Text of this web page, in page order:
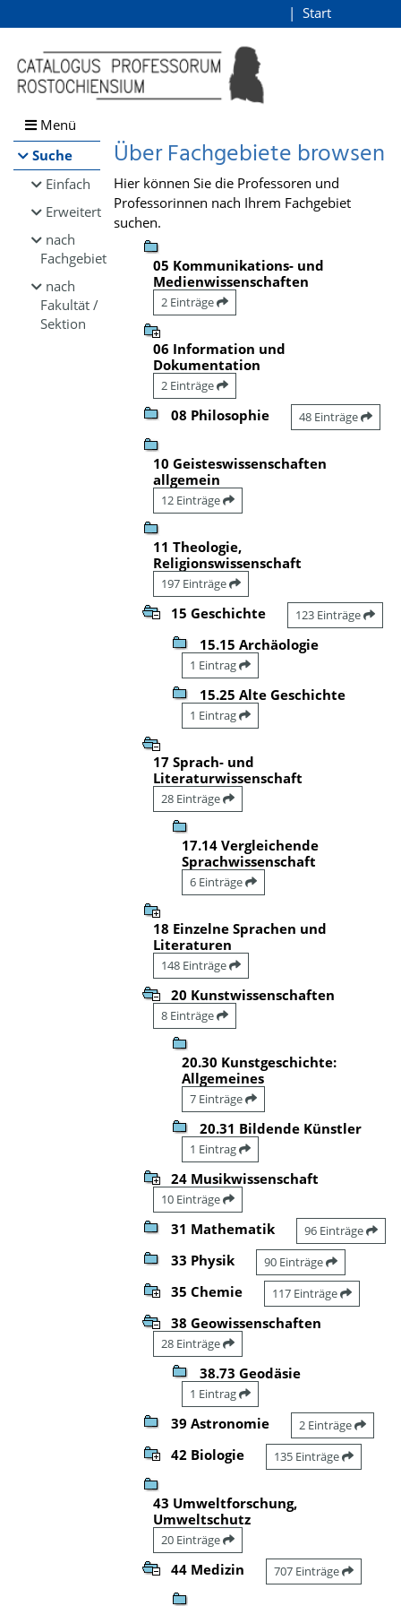
Browsen
direkt zum Inhalt
Start
Menü
Suche
Einfach
Erweitert
nach
Fachgebiet
nach
Fakultät /
Sektion
Über Fachgebiete browsen
Hier können Sie die Professoren und
Professorinnen nach Ihrem Fachgebiet
suchen.
05 Kommunikations- und
Medienwissenschaften
2 Einträge
06 Information und
Dokumentation
2 Einträge
08 Philosophie 48 Einträge
10 Geisteswissenschaften
allgemein
12 Einträge
11 Theologie,
Religionswissenschaft
197 Einträge
15 Geschichte 123 Einträge
15.15 Archäologie
1 Eintrag
15.25 Alte Geschichte
1 Eintrag
17 Sprach- und
Literaturwissenschaft
28 Einträge
17.14 Vergleichende
Sprachwissenschaft
6 Einträge
18 Einzelne Sprachen und
Literaturen
148 Einträge
20 Kunstwissenschaften
8 Einträge
20.30 Kunstgeschichte:
Allgemeines
7 Einträge
20.31 Bildende Künstler
1 Eintrag
24 Musikwissenschaft
10 Einträge
31 Mathematik 96 Einträge
33 Physik 90 Einträge
35 Chemie 117 Einträge
38 Geowissenschaften
28 Einträge
38.73 Geodäsie
1 Eintrag
39 Astronomie 2 Einträge
42 Biologie 135 Einträge
43 Umweltforschung,
Umweltschutz
20 Einträge
44 Medizin 707 Einträge